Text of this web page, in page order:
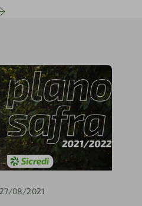
27/08/2021